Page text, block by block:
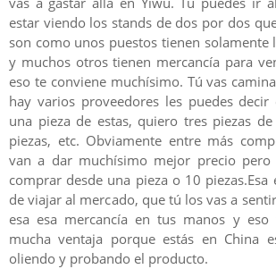
estar viendo los stands de dos por dos
son como unos puestos tienen solamente
y muchos otros tienen mercancía para
eso te conviene muchísimo. Tú vas
hay varios proveedores les puedes
una pieza de estas, quiero tres piezas de
piezas, etc. Obviamente entre más
van a dar muchísimo mejor precio pero
comprar desde una pieza o 10 piezas.Esa
de viajar al mercado, que tú los vas a
esa esa mercancía en tus manos y
mucha ventaja porque estás en China
oliendo y probando el producto.